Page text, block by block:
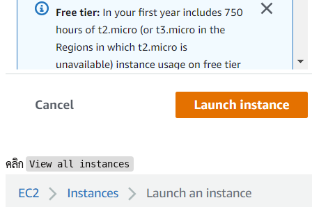
คลิก View all instances